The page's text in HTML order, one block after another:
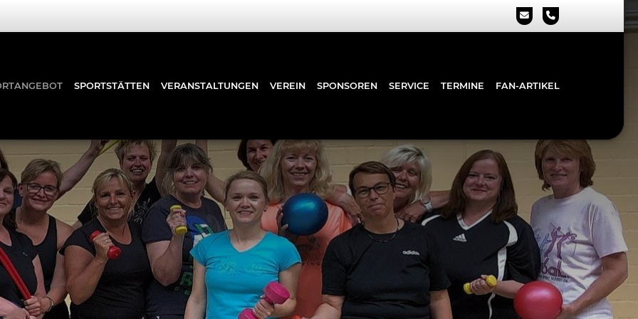
SPORTSTÄTTEN VERANSTALTUNGEN VEREIN SPONSOREN SERVICE TERMINE FAN-ARTIKEL